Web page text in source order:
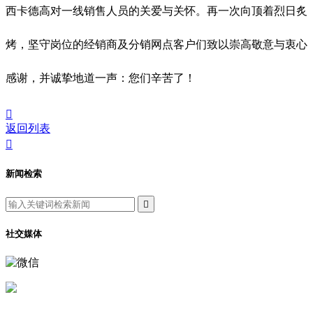
西卡德高对一线销售人员的关爱与关怀。再一次向顶着烈日炙
烤，坚守岗位的经销商及分销网点客户们致以崇高敬意与衷心
感谢，并诚挚地道一声：您们辛苦了！

返回列表

新闻检索

社交媒体